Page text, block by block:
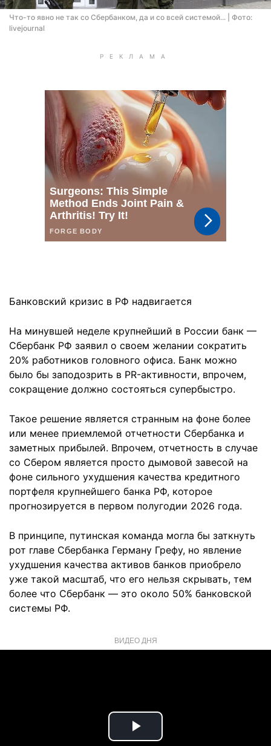
Что-то явно не так со Сбербанком, да и со всей системой... | Фото:
livejournal
Банковский кризис в РФ надвигается
На минувшей неделе крупнейший в России банк —
Сбербанк РФ заявил о своем желании сократить
20% работников головного офиса. Банк можно
было бы заподозрить в PR-активности, впрочем,
сокращение должно состояться супербыстро.
Такое решение является странным на фоне более
или менее приемлемой отчетности Сбербанка и
заметных прибылей. Впрочем, отчетность в случае
со Сбером является просто дымовой завесой на
фоне сильного ухудшения качества кредитного
портфеля крупнейшего банка РФ, которое
прогнозируется в первом полугодии 2026 года.
В принципе, путинская команда могла бы заткнуть
рот главе Сбербанка Герману Грефу, но явление
ухудшения качества активов банков приобрело
уже такой масштаб, что его нельзя скрывать, тем
более что Сбербанк — это около 50% банковской
системы РФ.
ВИДЕО ДНЯ
Play